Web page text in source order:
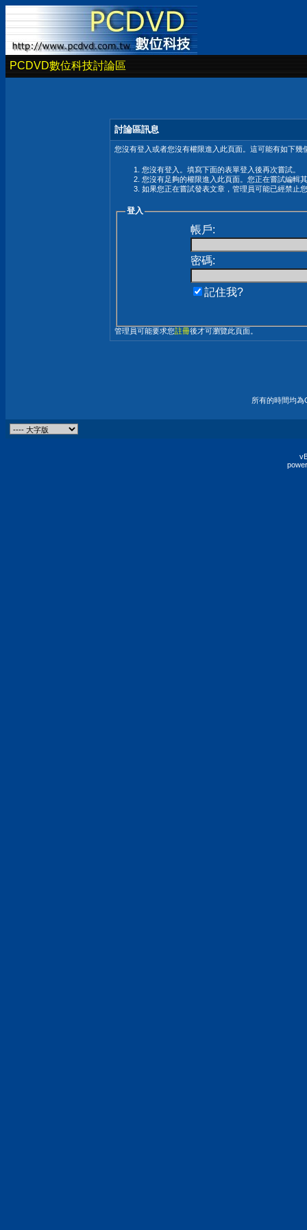
PCDVD數位科技討論區
討論區訊息
您沒有登入或者您沒有權限進入此頁面。這可能有如下幾
您沒有登入。填寫下面的表單登入後再次嘗試。
您沒有足夠的權限進入此頁面。您正在嘗試編輯
如果您正在嘗試發表文章，管理員可能已經禁止
登入
帳戶:
密碼:
記住我?
管理員可能要求您註冊後才可瀏覽此頁面。
所有的時間均為